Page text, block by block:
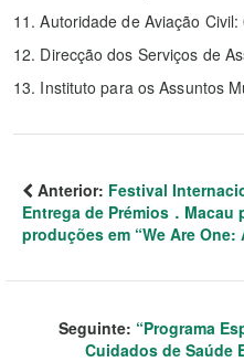
11. Autoridade de Aviação Civil:
12. Direcção dos Serviços de
13. Instituto para os Assuntos
Anterior: Festival
Entrega de Prémios．
produções em “We Are
Seguinte: “Programa
Cuidados de Saúde